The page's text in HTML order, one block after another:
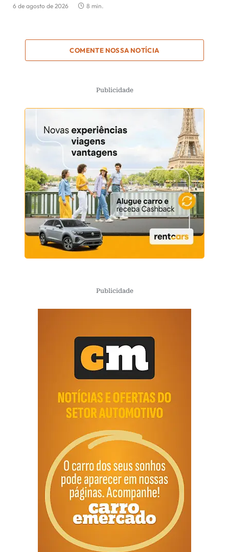
6 de agosto de 2026 8 min.
COMENTE NOSSA NOTÍCIA
Publicidade
Publicidade